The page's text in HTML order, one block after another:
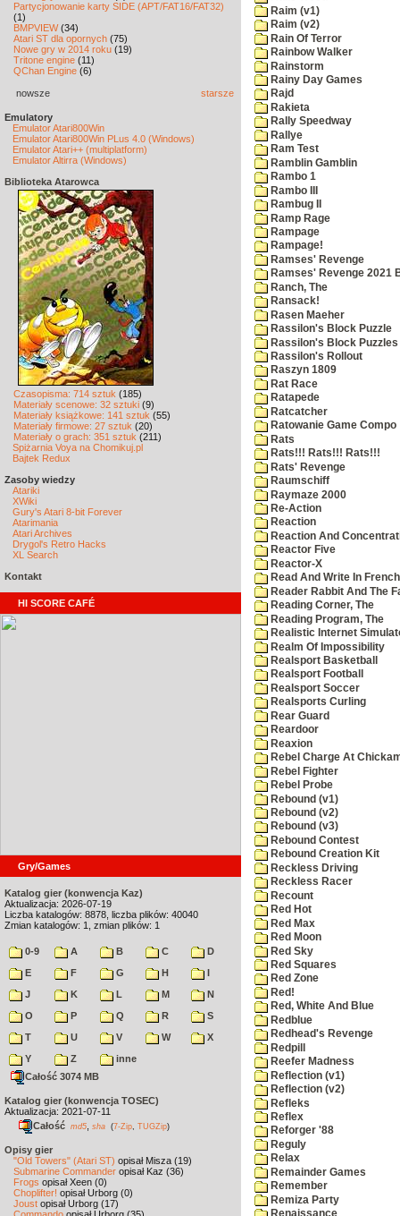
Partycjonowanie karty SIDE (APT/FAT16/FAT32)
(1)
BMPVIEW(34)
Atari ST dla opornych (75)
Nowe gry w 2014 roku (19)
Tritone engine (11)
QChan Engine (6)
nowsze starsze
Emulatory
Emulator Atari800Win
Emulator Atari800Win PLus 4.0 (Windows)
Emulator Atari++ (multiplatform)
Emulator Altirra (Windows)
Biblioteka Atarowca
Czasopisma: 714 sztuk (185)
Materiały scenowe: 32 sztuki (9)
Materiały książkowe: 141 sztuk (55)
Materiały firmowe: 27 sztuk (20)
Materiały o grach: 351 sztuk (211)
Spiżarnia Voya na Chomikuj.pl
Bajtek Redux
Zasoby wiedzy
Atariki
XWiki
Gury's Atari 8-bit Forever
Atarimania
Atari Archives
Drygol's Retro Hacks
XL Search
Kontakt
HI SCORE CAFÉ
Gry/Games
Katalog gier (konwencja Kaz)
Aktualizacja: 2026-07-19
Liczba katalogów: 8878, liczba plików: 40040
Zmian katalogów: 1, zmian plików: 1
0-9 A B C
D
E
F G H
I
J
K L M
N
O
P Q R
S
T
U V W
X
Y
Z
inne
Całość 3074 MB
Katalog gier (konwencja TOSEC)
Aktualizacja: 2021-07-11
Całość md5 sha (7-Zip TUGZip)
Opisy gier
"Old Towers" (Atari ST) opisał Misza (19)
Submarine Commander opisał Kaz (36)
Frogs opisał Xeen (0)
Choplifter! opisał Urborg (0)
Joust opisał Urborg (17)
Raim (v1)
Raim (v2)
Rain Of Terror
Rainbow Walker
Rainstorm
Rainy Day Games
Rajd
Rakieta
Rally Speedway
Rallye
Ram Test
Ramblin Gamblin
Rambo 1
Rambo III
Rambug II
Ramp Rage
Rampage
Rampage!
Ramses' Revenge
Ramses' Revenge 2021
Ranch, The
Ransack!
Rasen Maeher
Rassilon's Block Puzzle
Rassilon's Block Puzzles
Rassilon's Rollout
Raszyn 1809
Rat Race
Ratapede
Ratcatcher
Ratowanie Game Compo
Rats
Rats!!! Rats!!! Rats!!!
Rats' Revenge
Raumschiff
Raymaze 2000
Re-Action
Reaction
Reaction And
Reactor Five
Reactor-X
Read And Write In
Reader Rabbit And The
Reading Corner, The
Reading Program, The
Realistic Internet
Realm Of Impossibility
Realsport Basketball
Realsport Football
Realsport Soccer
Realsports Curling
Rear Guard
Reardoor
Reaxion
Rebel Charge At
Rebel Fighter
Rebel Probe
Rebound (v1)
Rebound (v2)
Rebound (v3)
Rebound Contest
Rebound Creation Kit
Reckless Driving
Reckless Racer
Recount
Red Hot
Red Max
Red Moon
Red Sky
Red Squares
Red Zone
Red!
Red, White And Blue
Redblue
Redhead's Revenge
Redpill
Reefer Madness
Reflection (v1)
Reflection (v2)
Refleks
Reflex
Reforger '88
Reguly
Relax
Remainder Games
Remember
Remiza Party
Renaissance